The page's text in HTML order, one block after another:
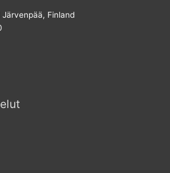
Finland